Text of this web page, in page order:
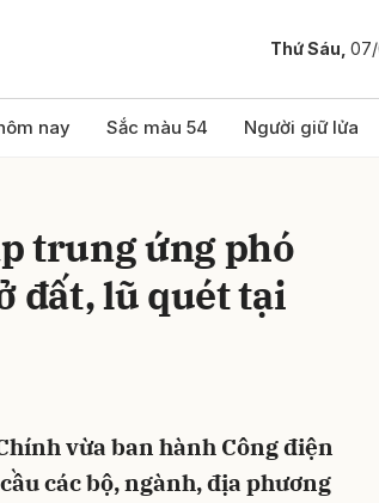
Thứ Sáu,
nay Sắc màu 54 Người giữ lửa
trung ứng phó
đất, lũ quét tại
vừa ban hành Công điện
các bộ, ngành, địa phương